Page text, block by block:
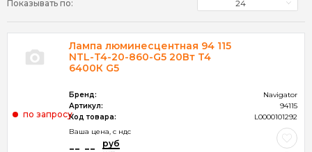
Мощность, Вт
Особенность применения
Тип лампы
Форма лампы
Показывать по: 24
Лампа люминесцентная 94 115
NTL-T4-20-860-G5 20Вт T4
6400К G5
Бренд:
Navigator
Артикул:
94115
Код товара:
L0000101292
Ваша цена, c ндс
-- --
руб
по запросу